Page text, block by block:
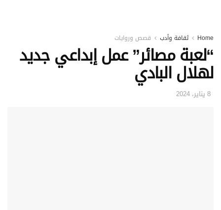
Home ثقافة وأدب قصص وروايات
“لعبة مصائر” عمل إبداعي جديد
لهلال البادي
8 يناير، 2024